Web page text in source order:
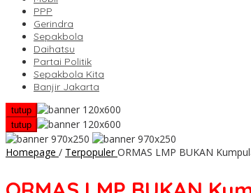
PPP
Gerindra
Sepakbola
Daihatsu
Partai Politik
Sepakbola Kita
Banjir Jakarta
tutup
tutup
Homepage / Terpopuler ORMAS LMP BUKAN